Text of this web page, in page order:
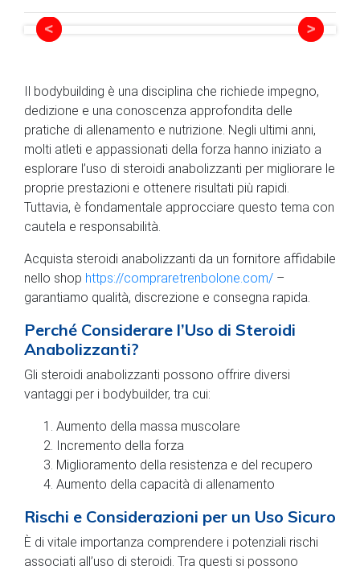
Il bodybuilding è una disciplina che richiede impegno,
dedizione e una conoscenza approfondita delle
pratiche di allenamento e nutrizione. Negli ultimi anni,
molti atleti e appassionati della forza hanno iniziato a
esplorare l’uso di steroidi anabolizzanti per migliorare le
proprie prestazioni e ottenere risultati più rapidi.
Tuttavia, è fondamentale approcciare questo tema con
cautela e responsabilità.
Acquista steroidi anabolizzanti da un fornitore affidabile
nello shop https://compraretrenbolone.com/ –
garantiamo qualità, discrezione e consegna rapida.
Perché Considerare l’Uso di Steroidi
Anabolizzanti?
Gli steroidi anabolizzanti possono offrire diversi
vantaggi per i bodybuilder, tra cui:
Aumento della massa muscolare
Incremento della forza
Miglioramento della resistenza e del recupero
Aumento della capacità di allenamento
Rischi e Considerazioni per un Uso Sicuro
È di vitale importanza comprendere i potenziali rischi
associati all’uso di steroidi. Tra questi si possono